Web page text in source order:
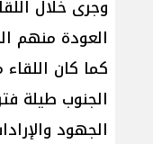
وجرى خلال
العودة منهم
كما كان
الجنوب طيلة
الجهود